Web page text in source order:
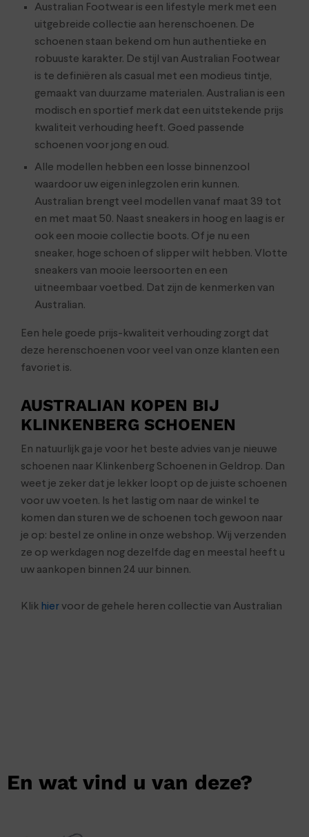
Australian Footwear is een lifestyle merk met een
uitgebreide collectie aan herenschoenen. De
schoenen staan bekend om hun authentieke en
robuuste karakter. De stijl van Australian Footwear
is te definiëren als casual met een modieus tintje,
gemaakt van duurzame materialen. Australian is een
modisch en sportief merk dat een uitstekende prijs
kwaliteit verhouding heeft. Goed passende
schoenen voor jong en oud.
Alle modellen hebben een losse binnenzool
waardoor uw eigen inlegzolen erin kunnen.
Australian brengt veel modellen vanaf maat 39 tot
en met maat 50. Naast sneakers in hoog en laag is er
ook een mooie collectie boots. Of je nu een
sneaker, hoge schoen of slipper wilt hebben. Vlotte
sneakers van mooie leersoorten en een
uitneembaar voetbed. Dat zijn de kenmerken van
Australian.
Een hele goede prijs-kwaliteit verhouding zorgt dat
deze herenschoenen voor veel van onze klanten een
favoriet is.
AUSTRALIAN KOPEN BIJ
KLINKENBERG SCHOENEN
En natuurlijk ga je voor het beste advies van je nieuwe
schoenen naar Klinkenberg Schoenen in Geldrop. Dan
weet je zeker dat je lekker loopt op de juiste schoenen
voor uw voeten. Is het lastig om naar de winkel te
komen dan sturen we de schoenen toch gewoon naar
je op: bestel ze online in onze webshop. Wij verzenden
ze op werkdagen nog dezelfde dag en meestal heeft u
uw aankopen binnen 24 uur binnen.
Klik hiervoor de gehele heren collectie van Australian
En wat vind u van deze?